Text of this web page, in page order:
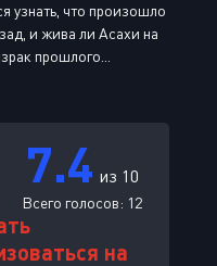
узнать, что произошло
и жива ли Асахи на
прошлого...
7.4 из 10
Всего голосов: 12
на